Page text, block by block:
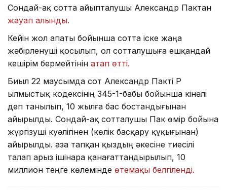
Сондай-ақ сотта айыпталушы Александр Пактан
жауап алынды.
Кейін жол апаты бойынша сотта іске жаңа
жәбірленуші қосылып, ол сотталушыға ешқандай
кешірім бермейтінін атап өтті.
Биыл 22 маусымда сот Александр Пакті ҚР
Қылмыстық кодексінің 345-1-бабы бойынша кінәлі
деп танылып, 10 жылға бас бостандығынан
айырылды⁠. Сондай-ақ сотталушы Пак өмір бойына
жүргізуші куәлігінен (көлік басқару құқығынан)
айырылды. Қаза тапқан қыздың әкесіне тиесілі
талап арыз ішінара қанағаттандырылып, 10
миллион теңге көлемінде өтемақы белгіленді.